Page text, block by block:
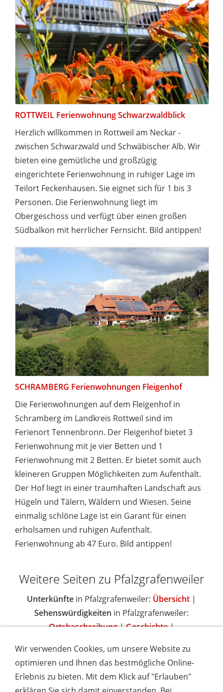
ROTTWEIL Ferienwohnung Schwarzwaldblick
Herzlich willkommen in Rottweil am Neckar -
zwischen Schwarzwald und Schwäbischer Alb. Wir
bieten eine gemütliche und großzügig
eingerichtete Ferienwohnung in ruhiger Lage im
Teilort Feckenhausen. Sie eignet sich für 1 bis 3
Personen. Die Ferienwohnung liegt im
Obergeschoss und verfügt über einen großen
Südbalkon mit herrlicher Fernsicht. Bild antippen!
SCHRAMBERG Ferienwohnungen Fleigenhof
Die Ferienwohnungen auf dem Fleigenhof in
Schramberg im Landkreis Rottweil sind im
Ferienort Tennenbronn. Der Fleigenhof bietet 3
Ferienwohnung mit je vier Betten und 1
Ferienwohnung mit 2 Betten. Er bietet somit auch
kleineren Gruppen Möglichkeiten zum Aufenthalt.
Der Hof liegt in einer traumhaften Landschaft aus
Hügeln und Tälern, Wäldern und Wiesen. Seine
einmalig schlöne Lage ist ein Garant für einen
erholsamen und ruhigen Aufenthalt.
Ferienwohnung ab 47 Euro. Bild antippen!
Weitere Seiten zu Pfalzgrafenweiler
Unterkünfte in Pfalzgrafenweiler: Übersicht |
Sehenswürdigkeiten in Pfalzgrafenweiler:
Ortsbeschreibung|Geschichte|
IMPRESSUM COOKIES & DATENSCHUTZ
AGB
TOURISMUSHELD
WISSENSWERT NEWSLETTER
Wir verwenden Cookies, um unsere Website zu
optimieren und Ihnen das bestmögliche Online-
Erlebnis zu bieten. Mit dem Klick auf "Erlauben"